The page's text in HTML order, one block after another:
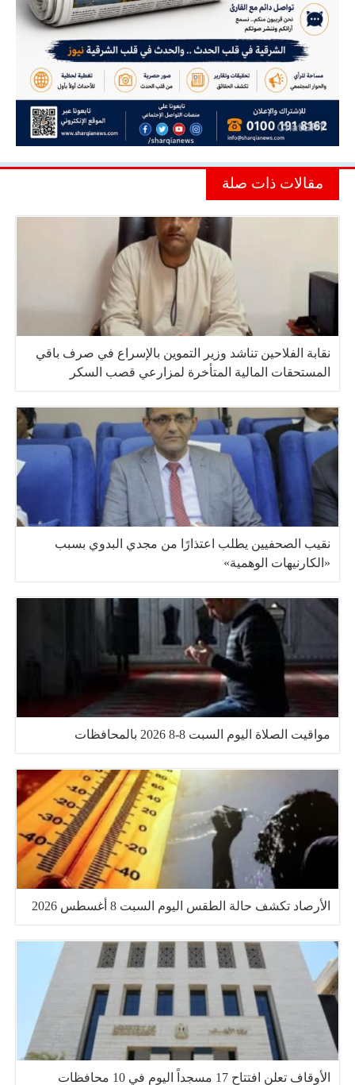
مقالات ذات صلة
نقابة الفلاحين تناشد وزير التموين بالإسراع في صرف باقي
المستحقات المالية المتأخرة لمزارعي قصب السكر
نقيب الصحفيين يطلب اعتذارًا من مجدي البدوي بسبب
«الكارنيهات الوهمية»
مواقيت الصلاة اليوم السبت 8-8 2026 بالمحافظات
الأرصاد تكشف حالة الطقس اليوم السبت 8 أغسطس 2026
الأوقاف تعلن افتتاح 17 مسجداً اليوم في 10 محافظات